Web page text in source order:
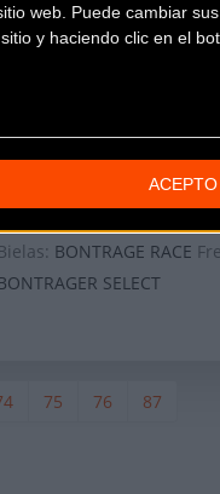
web. Puede cambiar
y haciendo clic en el
ACEPTO
RACE
EQUINOX 7
1.999
Bielas: BONTRAGE RACE
SELECT
75 76 87